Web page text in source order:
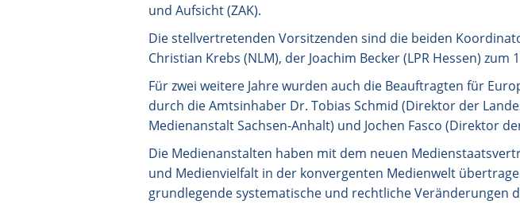
und Aufsicht (ZAK).
Die stellvertretenden Vorsitzenden sind die beiden
Christian Krebs (NLM), der Joachim Becker (LPR Hessen) zum
Für zwei weitere Jahre wurden auch die Beauftragten für
durch die Amtsinhaber Dr. Tobias Schmid (Direktor der
Medienanstalt Sachsen-Anhalt) und Jochen Fasco (Direktor
Die Medienanstalten haben mit dem neuen
und Medienvielfalt in der konvergenten Medienwelt
grundlegende systematische und rechtliche Veränderungen